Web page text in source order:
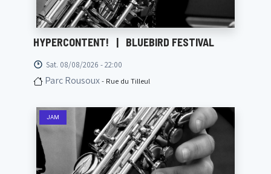
HYPERCONTENT! | BLUEBIRD FESTIVAL
Sat. 08/08/2026 - 22:00
Parc Rousoux- Rue du Tilleul
JAM